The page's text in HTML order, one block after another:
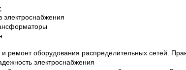
электроснабжения
оборудования распределительных сетей.
электроснабжения